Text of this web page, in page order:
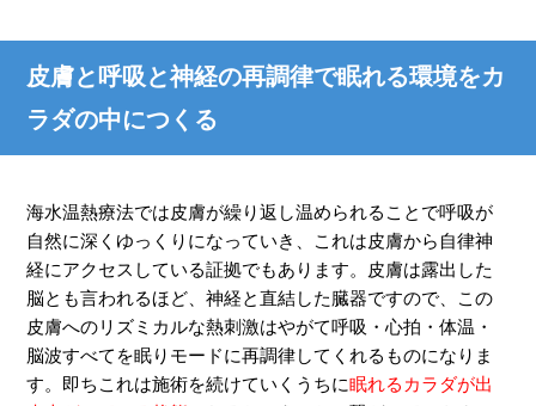
皮膚と呼吸と神経の再調律で眠れる環境をカ
ラダの中につくる
海水温熱療法では皮膚が繰り返し温められることで呼吸が
自然に深くゆっくりになっていき、これは皮膚から自律神
経にアクセスしている証拠でもあります。皮膚は露出した
脳とも言われるほど、神経と直結した臓器ですので、この
皮膚へのリズミカルな熱刺激はやがて呼吸・心拍・体温・
脳波すべてを眠りモードに再調律してくれるものになりま
す。即ちこれは施術を続けていくうちに眠れるカラダが出